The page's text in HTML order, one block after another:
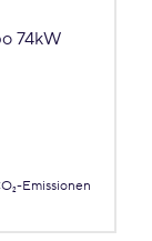
74kW
Emissionen